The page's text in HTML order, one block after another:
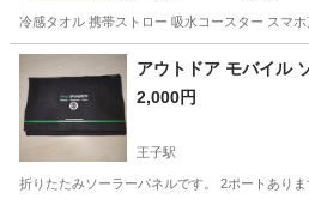
冷感タオル 携帯ストロー 吸水コースター スマ
東京 北区 王子駅
アウトドア モバイル
2,000円
王子駅
折りたたみソーラーパネルです。 2ポートありま